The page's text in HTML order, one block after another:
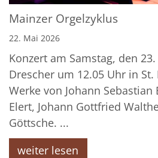
Mainzer Orgelzyklus
22. Mai 2026
Konzert am Samstag, den
Drescher um 12.05 Uhr in St.
Werke von Johann Sebastian
Elert, Johann Gottfried
Göttsche. ...
weiter lesen